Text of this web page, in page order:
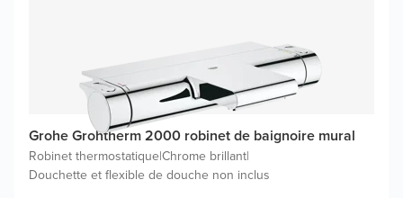
Grohe Grohtherm 2000 robinet de baignoire mural
Robinet thermostatique|Chrome brillant|
Douchette et flexible de douche non inclus